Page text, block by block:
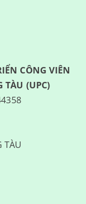
CÔNG VIÊN
TÀU (UPC)
TÀU